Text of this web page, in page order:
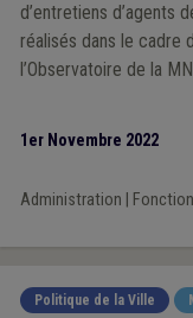
d’entretiens d’agents
réalisés dans le cadre
l’Observatoire de la
1er Novembre 2022
Administration
Politique de la Ville